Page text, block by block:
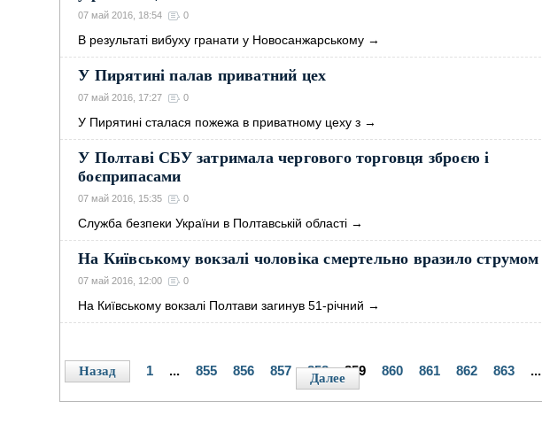
07 май 2016, 18:54 0
В результаті вибуху гранати у Новосанжарському →
У Пирятині палав приватний цех
07 май 2016, 17:27 0
У Пирятині сталася пожежа в приватному цеху з →
У Полтаві СБУ затримала чергового торговця зброєю і
боєприпасами
07 май 2016, 15:35 0
Служба безпеки України в Полтавській області →
На Київському вокзалі чоловіка смертельно вразило струмом
07 май 2016, 12:00 0
На Київському вокзалі Полтави загинув 51-річний →
Назад 1 ... 855 856 857 858 859 860 861 862 863 ...
Далее